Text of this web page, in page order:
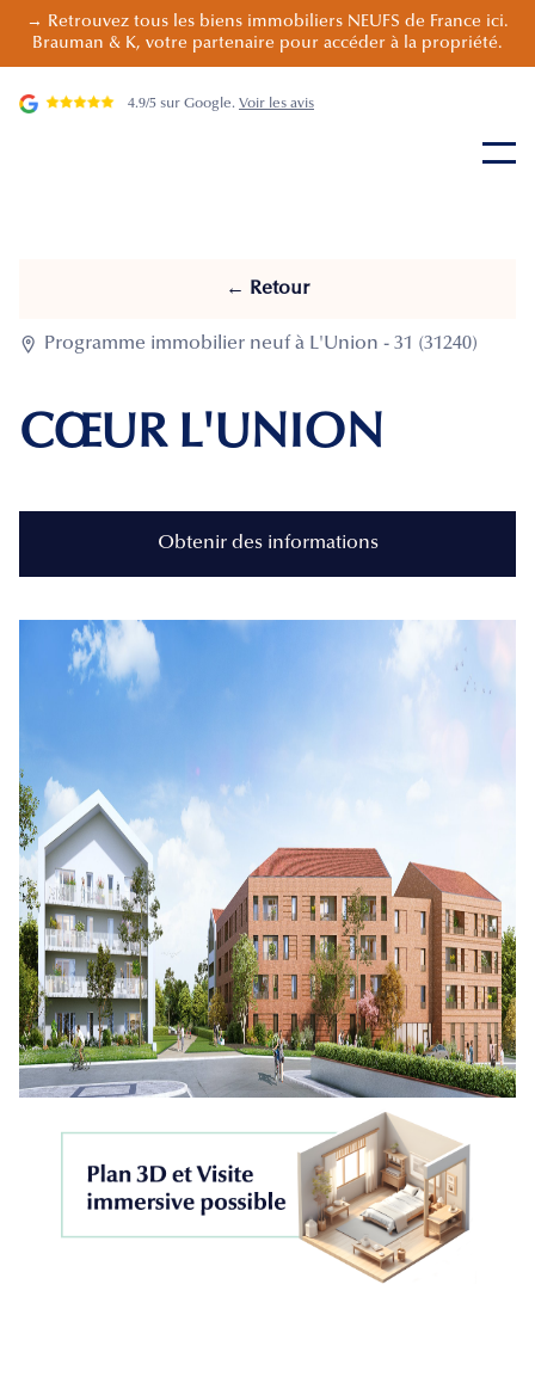
→ Retrouvez tous les biens immobiliers NEUFS de France ici.
Brauman & K, votre partenaire pour accéder à la propriété.
4.9/5 sur Google. Voir les avis
← Retour
 Programme immobilier neuf à L'Union - 31 (31240)
CŒUR L'UNION
Obtenir des informations